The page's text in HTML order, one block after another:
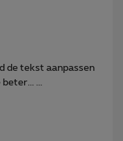
de tekst aanpassen
...